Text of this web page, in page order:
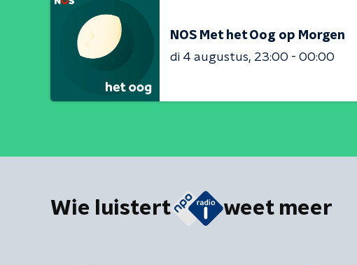
NOS Met het Oog op Morgen
di 4 augustus 23:00 - 00:00
Wie luistert weet meer